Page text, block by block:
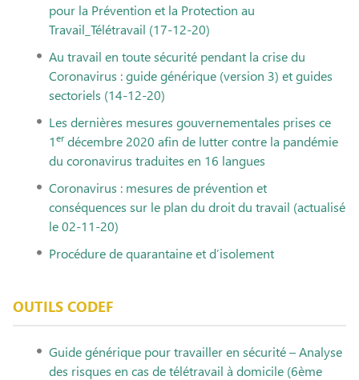
pour la Prévention et la Protection au
Travail_Télétravail (17-12-20)
Au travail en toute sécurité pendant la crise du
Coronavirus : guide générique (version 3) et guides
sectoriels (14-12-20)
Les dernières mesures gouvernementales prises ce
1 er décembre 2020 afin de lutter contre la pandémie
du coronavirus traduites en 16 langues
Coronavirus : mesures de prévention et
conséquences sur le plan du droit du travail (actualisé
le 02-11-20)
Procédure de quarantaine et d’isolement
OUTILS CODEF
Guide générique pour travailler en sécurité –Analyse
des risques en cas de télétravail à domicile (6ème